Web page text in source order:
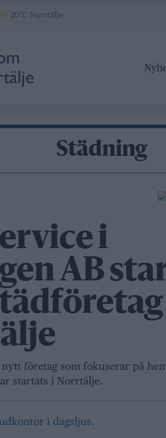
20°C Norrtälje
Städning
i
AB
nytt företag som fokuserar på
startats i Norrtälje.